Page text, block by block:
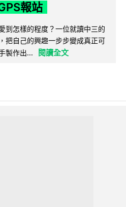
報站
到怎樣的程度？一位就讀中三的
把自己的興趣一步步變成真正可
製作出...
閱讀全文